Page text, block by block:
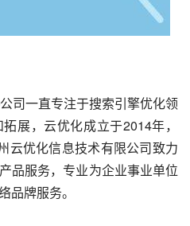
司一直专注于搜索引擎优化领
展，云优化成立于2014年，
云优化信息技术有限公司致力
品服务，专业为企业事业单位
品牌服务。